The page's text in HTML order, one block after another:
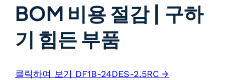
BOM 비용 절감 | 구하
기 힘든 부품
클릭하여 보기 DF1B-24DES-2.5RC →